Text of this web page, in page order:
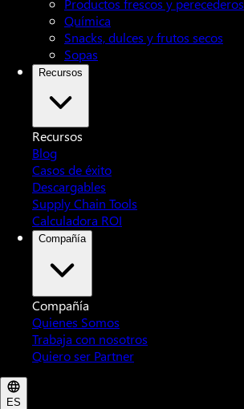
Productos frescos y perecederos
Química
Snacks, dulces y frutos secos
Sopas
Recursos
Recursos
Blog
Casos de éxito
Descargables
Supply Chain Tools
Calculadora ROI
Compañía
Compañía
Quienes Somos
Trabaja con nosotros
Quiero ser Partner
ES